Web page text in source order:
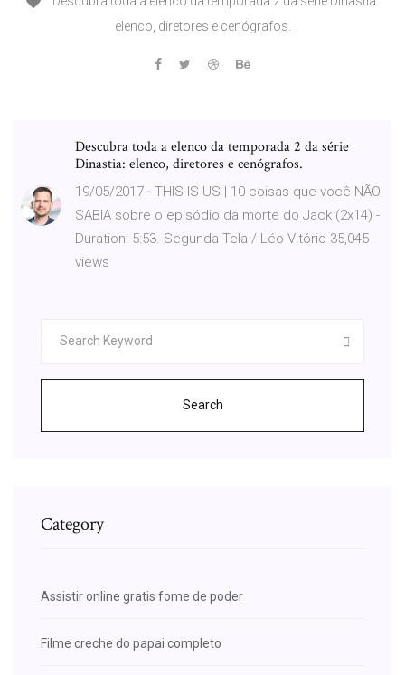
elenco, diretores e cenógrafos.
Descubra toda a elenco da temporada 2 da série
Dinastia: elenco, diretores e cenógrafos.
19/05/2017 · THIS IS US | 10 coisas que você NÃO
SABIA sobre o episódio da morte do Jack (2x14) -
Duration: 5:53. Segunda Tela / Léo Vitório 35,045
views
Search
Category
Assistir online gratis fome de poder
Filme creche do papai completo